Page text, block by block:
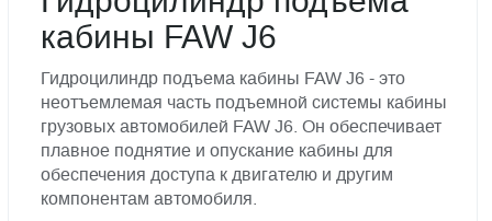
кабины FAW J6
Гидроцилиндр подъема кабины FAW J6 - это
неотъемлемая часть подъемной системы кабины
грузовых автомобилей FAW J6. Он обеспечивает
плавное поднятие и опускание кабины для
обеспечения доступа к двигателю и другим
компонентам автомобиля.